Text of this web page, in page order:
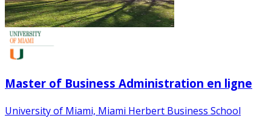
Master of Business Administration en ligne
University of Miami, Miami Herbert Business School